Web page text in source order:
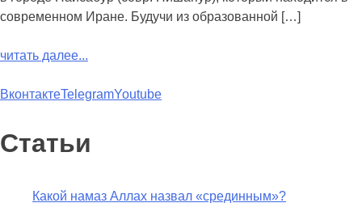
современном Иране. Будучи из образованной […]
читать далее...
ВконтактеTelegramYoutube
Статьи
Какой намаз Аллах назвал «срединным»?